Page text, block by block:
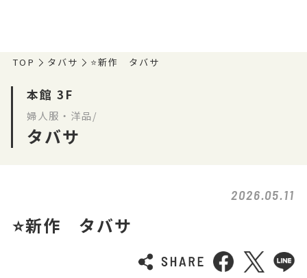
TOP タバサ ⭐️新作 タバサ
本館 3F
婦人服・洋品/
タバサ
2026.05.11
⭐️新作 タバサ